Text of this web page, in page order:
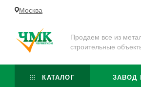
Москва
Продаем все из
строительные
КАТАЛОГ ЗАВОД